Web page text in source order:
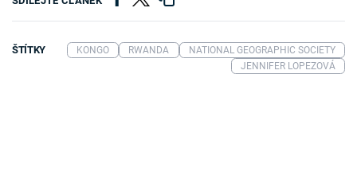
ŠTÍTKY KONGO RWANDA
NATIONAL GEOGRAPHIC SOCIETY
JENNIFER LOPEZOVÁ